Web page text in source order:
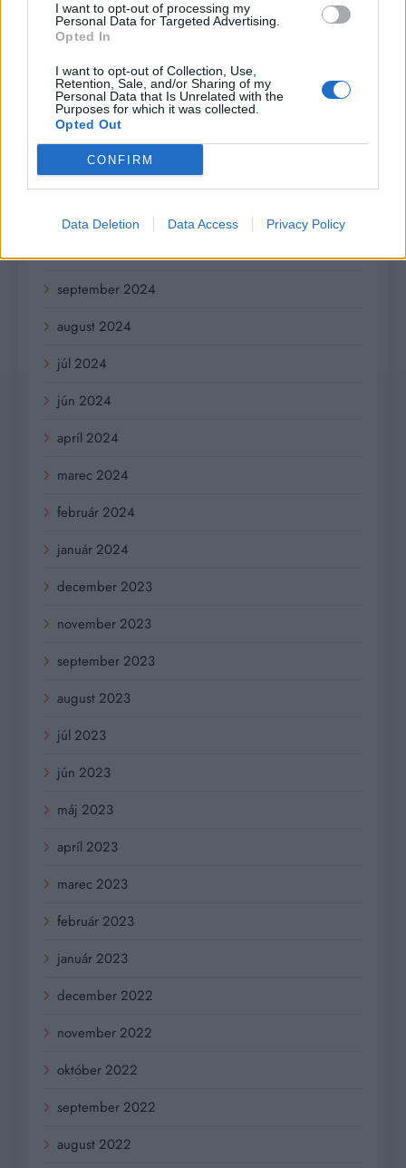
I want to opt-out of processing my
Personal Data for Targeted Advertising.
Opted In
I want to opt-out of Collection, Use,
Retention, Sale, and/or Sharing of my
Personal Data that Is Unrelated with the
Purposes for which it was collected.
Opted Out
CONFIRM
Data Deletion Data Access Privacy Policy
február 2026
január 2026
november 2025
júl 2025
január 2025
november 2024
september 2024
august 2024
júl 2024
jún 2024
apríl 2024
marec 2024
február 2024
január 2024
december 2023
november 2023
september 2023
august 2023
júl 2023
jún 2023
máj 2023
apríl 2023
marec 2023
február 2023
január 2023
december 2022
november 2022
október 2022
september 2022
august 2022